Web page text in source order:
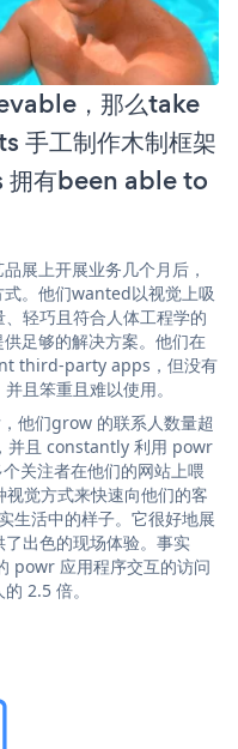
，那么take
手工制作木制框架
拥有been able to
展上开展业务几个月后，
。他们wanted以视觉上吸
轻巧且符合人体工程学的
足够的解决方案。他们在
third-party apps，但没有
且笨重且难以使用。
他们grow 的联系人数量超
并且 constantly 利用 powr
关注者在他们的网站上喂
觉方式来快速向他们的客
生活中的样子。它很好地展
出色的现场体验。事实
powr 应用程序交互的访问
2.5 倍。